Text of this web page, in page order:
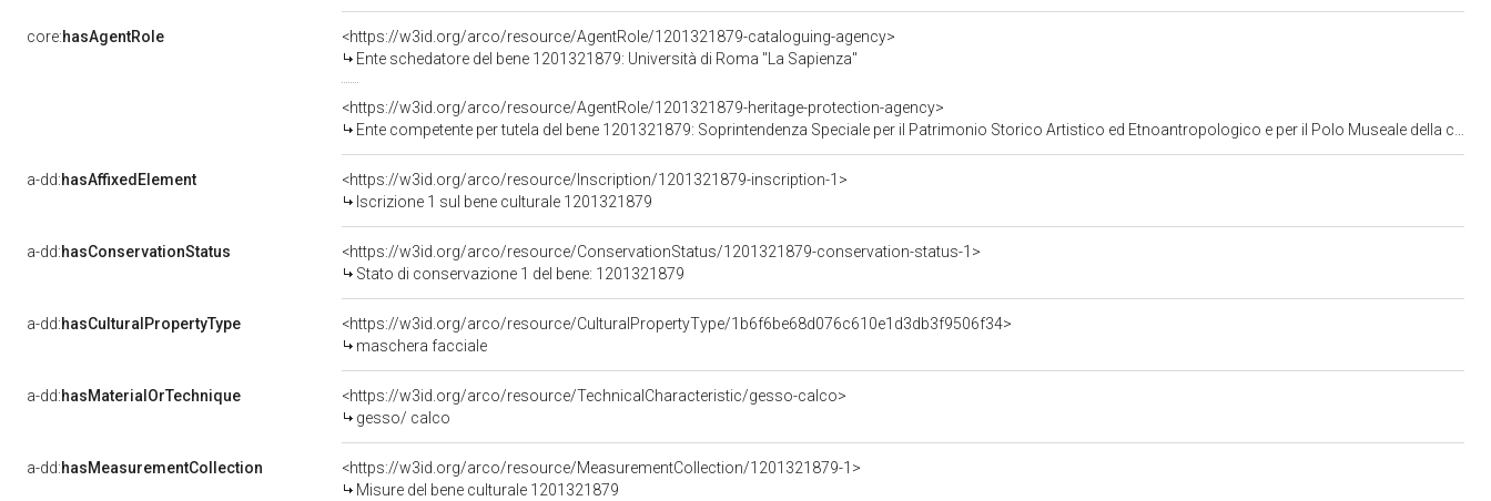
core:hasAgentRole
<https://w3id.org/arco/resource/AgentRole/1201321879-cataloguing-agency>
Ente schedatore del bene 1201321879: Università di Roma "La Sapienza"
<https://w3id.org/arco/resource/AgentRole/1201321879-heritage-protection-agency>
Ente competente per tutela del bene 1201321879: Soprintendenza Speciale per il Patrimonio Storico Artistico ed Etnoantropologico e per il Polo Museale della citta' di Roma
a-dd:hasAffixedElement
<https://w3id.org/arco/resource/Inscription/1201321879-inscription-1>
Iscrizione 1 sul bene culturale 1201321879
a-dd:hasConservationStatus
<https://w3id.org/arco/resource/ConservationStatus/1201321879-conservation-status-1>
Stato di conservazione 1 del bene: 1201321879
a-dd:hasCulturalPropertyType
<https://w3id.org/arco/resource/CulturalPropertyType/1b6f6be68d076c610e1d3db3f9506f34>
maschera facciale
a-dd:hasMaterialOrTechnique
<https://w3id.org/arco/resource/TechnicalCharacteristic/gesso-calco>
gesso/ calco
a-dd:hasMeasurementCollection
<https://w3id.org/arco/resource/MeasurementCollection/1201321879-1>
Misure del bene culturale 1201321879